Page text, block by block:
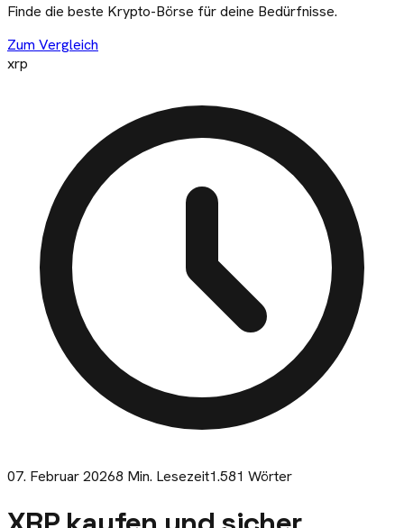
Finde die beste Krypto-Börse für deine Bedürfnisse.
Zum Vergleich
xrp
07. Februar 20268 Min. Lesezeit1.581 Wörter